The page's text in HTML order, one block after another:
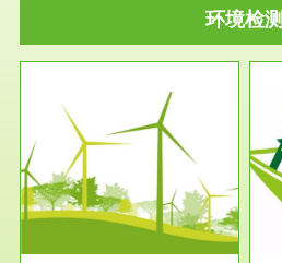
环境检测
服务范围
环保竣工验收
根据《建设项目环境保护管理条
例》第十七条 编制环境影响报